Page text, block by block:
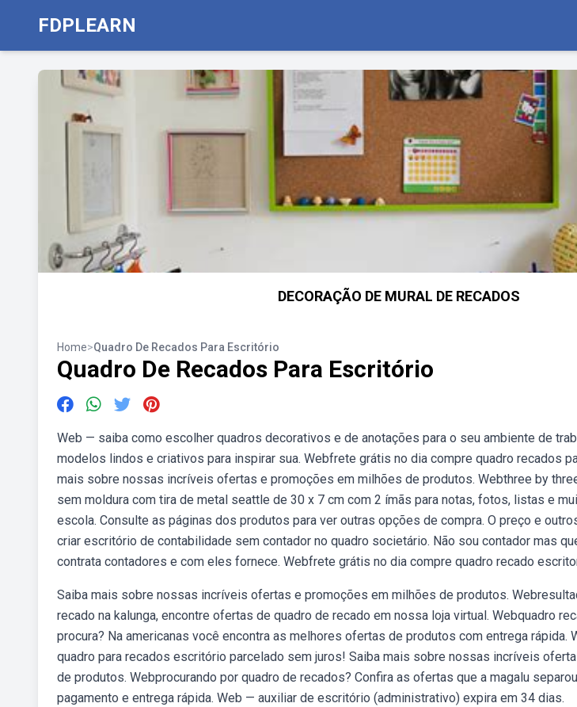
FDPLEARN
DECORAÇÃO DE MURAL DE RECADOS
Home>Quadro De Recados Para Escritório
Quadro De Recados Para Escritório
Web — saiba como escolher quadros decorativos e de anotações para o seu ambiente de
modelos lindos e criativos para inspirar sua. Webfrete grátis no dia compre quadro recados
mais sobre nossas incríveis ofertas e promoções em milhões de produtos. Webthree by
sem moldura com tira de metal seattle de 30 x 7 cm com 2 ímãs para notas, fotos, listas e
escola. Consulte as páginas dos produtos para ver outras opções de compra. O preço e
criar escritório de contabilidade sem contador no quadro societário. Não sou contador mas
contrata contadores e com eles fornece. Webfrete grátis no dia compre quadro recado
Saiba mais sobre nossas incríveis ofertas e promoções em milhões de produtos.
recado na kalunga, encontre ofertas de quadro de recado em nossa loja virtual. Webquadro
procura? Na americanas você encontra as melhores ofertas de produtos com entrega rápida.
quadro para recados escritório parcelado sem juros! Saiba mais sobre nossas incríveis
de produtos. Webprocurando por quadro de recados? Confira as ofertas que a magalu
pagamento e entrega rápida. Web — auxiliar de escritório (administrativo) expira em 34 dias.